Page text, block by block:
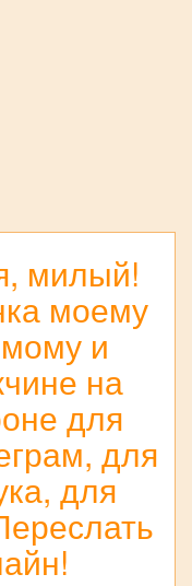
милый!
моему
и
на
для
для
для